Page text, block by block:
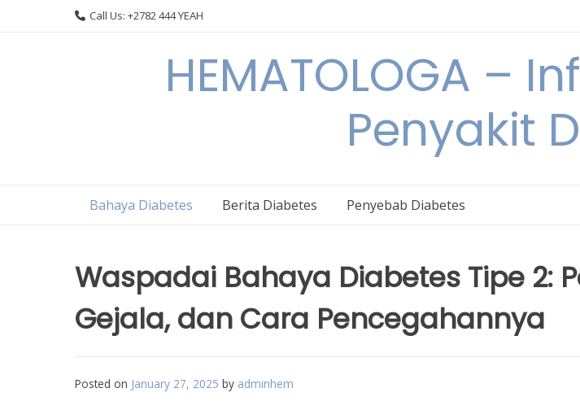
Call Us: +2782 444 YEAH
HEMATOLOGA –
Penyakit
Bahaya Diabetes Berita Diabetes Penyebab Diabetes
Waspadai Bahaya Diabetes Tipe 2:
Gejala, dan Cara Pencegahannya
Posted on January 27, 2025 by adminhem